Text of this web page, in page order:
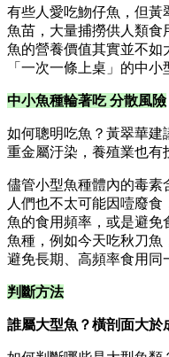
有些人愛吃魩仔魚，但黃
魚苗，大量捕撈供人類食
魚的營養價值其實並不如
「一次一條上桌」的中小
中小魚種輪著吃 分散風險
如何聰明吃魚？黃翠華建
重金屬汙染，養殖業也有
儘管小型魚種體內的毒素
人們也不太可能因噎廢
魚的食用頻率，或是避免
魚種，例如今天吃秋刀魚
避免長期、高頻率食用同
判斷方法
誰屬大型魚？橫剖面大於